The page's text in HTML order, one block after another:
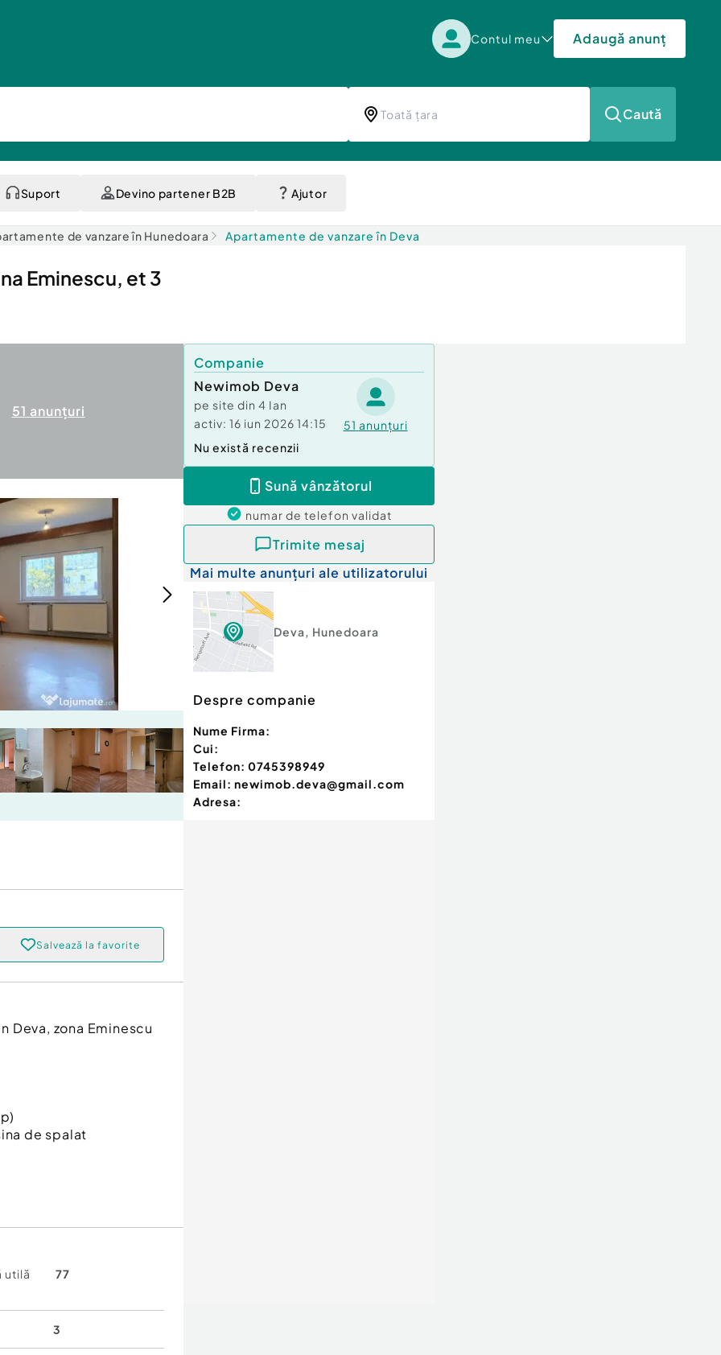
Contul meu Adaugă anunț
Caută
Suport Devino partener B2B Ajutor
de vanzare în Hunedoara Apartamente de vanzare în Deva
Eminescu, et 3
51 anunțuri
Salvează la favorite
Deva, zona Eminescu
de spalat
(Marcela)
utilă
77
3
Companie
Newimob Deva
pe site din 4 Ian
activ: 16 iun 2026 14:15 51 anunțuri
Nu există recenzii
Sună vânzătorul
numar de telefon validat
Trimite mesaj
Mai multe anunțuri ale utilizatorului
Deva, Hunedoara
Despre companie
Nume Firma:
Cui:
Telefon: 0745398949
Email: newimob.deva@gmail.com
Adresa: